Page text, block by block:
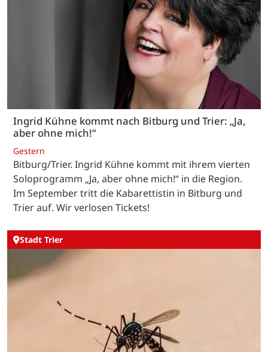
Ingrid Kühne kommt nach Bitburg und Trier: „Ja,
aber ohne mich!“
Gestern
Bitburg/Trier. Ingrid Kühne kommt mit ihrem vierten
Soloprogramm „Ja, aber ohne mich!“ in die Region.
Im September tritt die Kabarettistin in Bitburg und
Trier auf. Wir verlosen Tickets!
Stadt Trier